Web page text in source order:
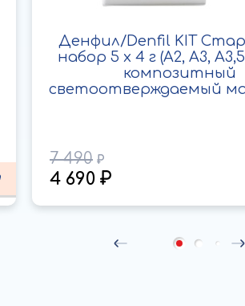
Денфил/Denfil KIT
набор 5 х 4 г (A2, A3,
композитный
светоотверждаемый
7 490
4 690